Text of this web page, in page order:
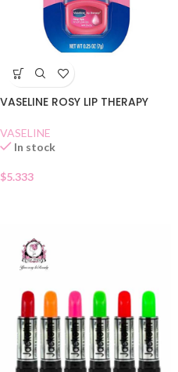
VASELINE ROSY LIP THERAPY
VASELINE
In stock
$5.333